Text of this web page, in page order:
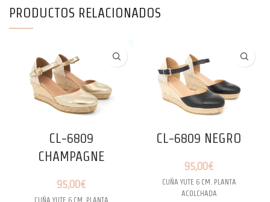
PRODUCTOS RELACIONADOS
CL-6809
CHAMPAGNE
95,00€
CUÑA YUTE 6 CM. PLANTA
CL-6809 NEGRO
95,00€
CUÑA YUTE 6 CM. PLANTA
ACOLCHADA